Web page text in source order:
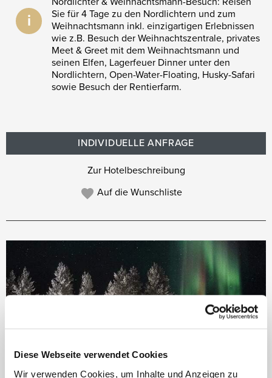
Diese Webseite verwendet Cookies
Wir verwenden Cookies, um Inhalte und Anzeigen zu
i
Sie für 4 Tage zu den Nordlichtern und zum
Weihnachtsmann inkl. einzigartigen Erlebnissen
wie z.B. Besuch der Weihnachtszentrale, privates
Meet & Greet mit dem Weihnachtsmann und
seinen Elfen, Lagerfeuer Dinner unter den
Nordlichtern, Open-Water-Floating, Husky-Safari
sowie Besuch der Rentierfarm.
INDIVIDUELLE ANFRAGE
Zur Hotelbeschreibung
Auf die Wunschliste